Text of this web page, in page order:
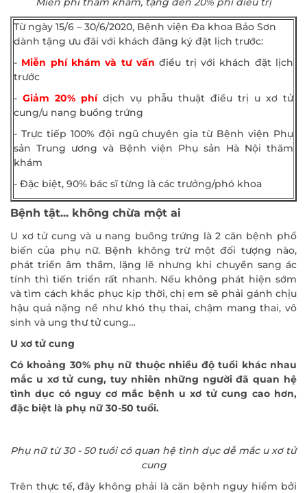
Từ ngày 15/6 – 30/6/2020, Bệnh viện Đa khoa Bảo Sơn
dành tặng ưu đãi với khách đăng ký đặt lịch trước:
- Miễn phí khám và tư vấn điều trị với khách đặt lịch
trước
- Giảm 20% phídịch vụ phẫu thuật điều trị u xơ tử
cung/u nang buồng trứng
- Trực tiếp 100% đội ngũ chuyên gia từ Bệnh viện Phụ
sản Trung ương và Bệnh viện Phụ sản Hà Nội thăm
khám
- Đặc biệt, 90% bác sĩ từng là các trưởng/phó khoa
Bệnh tật... không chừa một ai
U xơ tử cung và u nang buồng trứng là 2 căn bệnh phổ
biến của phụ nữ. Bệnh không trừ một đối tượng nào,
phát triển âm thầm, lặng lẽ nhưng khi chuyển sang ác
tính thì tiến triển rất nhanh. Nếu không phát hiện sớm
và tìm cách khắc phục kịp thời, chị em sẽ phải gánh chịu
hậu quả nặng nề như khó thụ thai, chậm mang thai, vô
sinh và ung thư tử cung…
U xơ tử cung
Có khoảng 30% phụ nữ thuộc nhiều độ tuổi khác nhau
mắc u xơ tử cung, tuy nhiên những người đã quan hệ
tình dục có nguy cơ mắc bệnh u xơ tử cung cao hơn,
đặc biệt là phụ nữ 30-50 tuổi.
Phụ nữ từ 30 - 50 tuổi có quan hệ tình dục dễ mắc u xơ tử
cung
Trên thực tế, đây không phải là căn bệnh nguy hiểm bởi